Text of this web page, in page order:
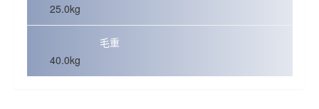
25.0kg
毛重
40.0kg